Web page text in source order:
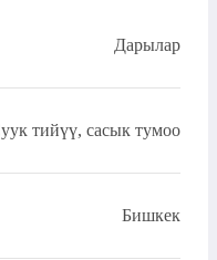
Дарылар
тийүү, сасык тумоо
Бишкек